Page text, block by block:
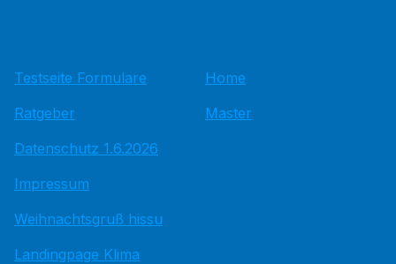
Testseite Formulare
Ratgeber
Datenschutz 1.6.2026
Impressum
Weihnachtsgruß hissu
Landingpage Klima
Home
Master